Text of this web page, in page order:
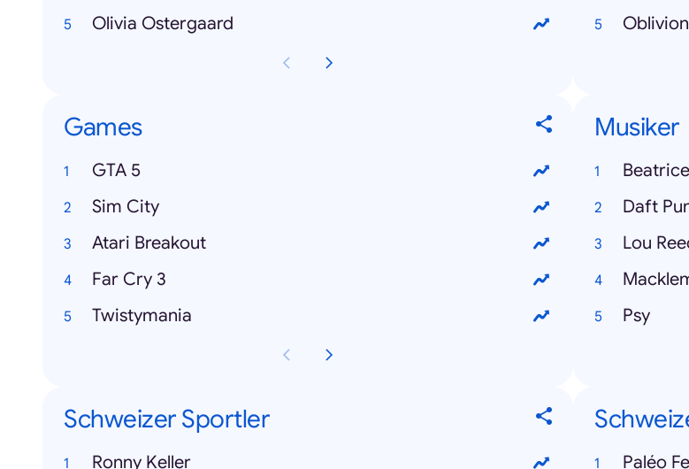
Olivia Ostergaard
Oblivion
Games
GTA 5
Sim City
Atari Breakout
Far Cry 3
Twistymania
Musiker
Daft
Lou
Psy
Schweizer Sportler
Ronny Keller Paléo